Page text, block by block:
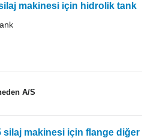
makinesi için hidrolik tank
A/S
silaj makinesi için flange diğer